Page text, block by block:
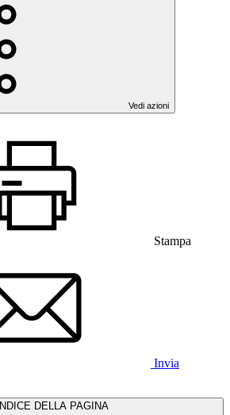
Vedi azioni
Stampa
Invia
INDICE DELLA PAGINA